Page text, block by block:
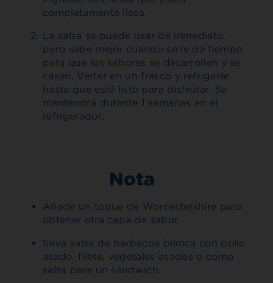
completamente lisos.
La salsa se puede usar de inmediato,
pero sabe mejor cuando se le da tiempo
para que los sabores se desarrollen y se
casen. Verter en un frasco y refrigerar
hasta que esté listo para disfrutar. Se
mantendrá durante 1 semanas en el
refrigerador.
Nota
Añade un toque de Worcestershire para
obtener otra capa de sabor
Sirva salsa de barbacoa blanca con pollo
asado, filete, vegetales asados o como
salsa para un sándwich.